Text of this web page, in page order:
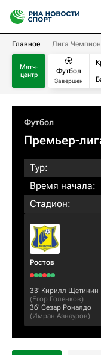
Главное Лига
Матч-
центр
Футбол
Завершен
Футбол
Премьер-
Тур:
Время начала:
Стадион:
Ростов
33‎’‎ Кирилл Щетинин
(Егор Голенков)
36‎’‎ Сезар Роналдо
(Имран Азнауров)